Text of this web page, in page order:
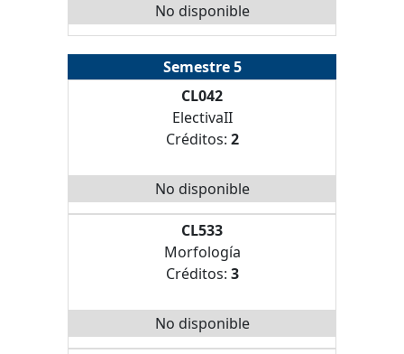
No disponible
Semestre 5
CL042
ElectivaII
Créditos: 2
No disponible
CL533
Morfología
Créditos: 3
No disponible